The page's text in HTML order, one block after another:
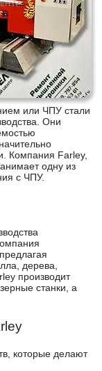
или ЧПУ стали
Они
Компания Farley,
одну из
с ЧПУ.
дерева,
производит
станки, а
которые делают